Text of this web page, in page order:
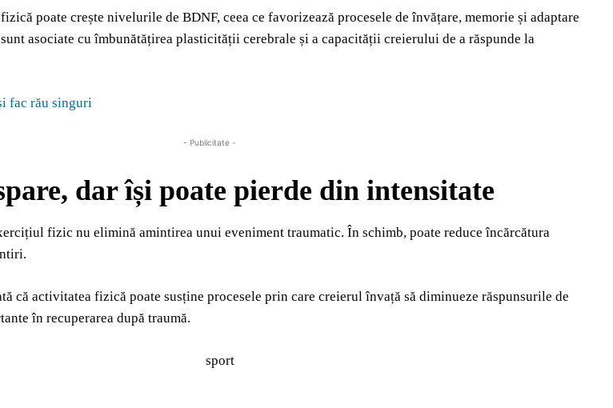
poate crește nivelurile de BDNF, ceea ce favorizează procesele de învățare, memorie și adaptare
asociate cu îmbunătățirea plasticității cerebrale și a capacității creierului de a răspunde la
fac rău singuri
- Publicitate -
dar își poate pierde din intensitate
fizic nu elimină amintirea unui eveniment traumatic. În schimb, poate reduce încărcătura
că activitatea fizică poate susține procesele prin care creierul învață să diminueze răspunsurile de
în recuperarea după traumă.